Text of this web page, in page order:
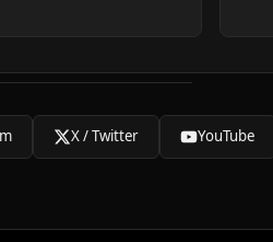
X / Twitter YouTube